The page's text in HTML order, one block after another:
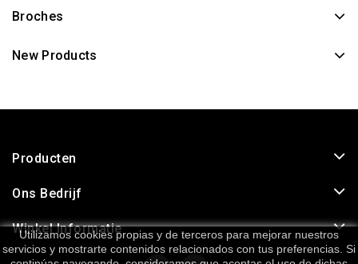
Utilizamos cookies propias y de terceros para mejorar nuestros
servicios y mostrarte contenidos relacionados con tus preferencias. Si
Broches
New Products
Producten
Ons Bedrijf
Winkel Informatie